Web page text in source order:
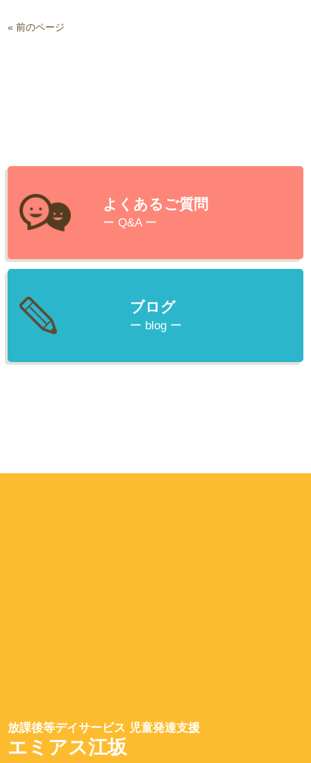
« 前のページ
よくあるご質問
ー Q&A ー
ブログ
ー blog ー
放課後等デイサービス 児童発達支援
エミアス江坂